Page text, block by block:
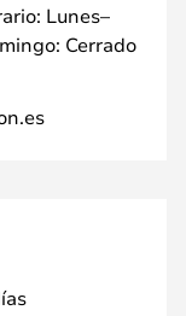
Lunes–
Cerrado